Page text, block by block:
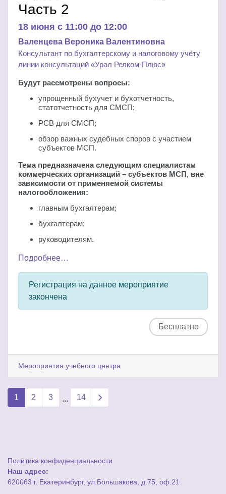
Часть 2
18 июня c 11:00 до 12:00
Валенцева Вероника Валентиновна
Консультант по бухгалтерскому и налоговому учёту
линии консультаций «Урал Релком-Плюс»
Будут рассмотрены вопросы:
упрощенный бухучет и бухотчетность,
статотчетность для СМСП;
РСВ для СМСП;
обзор важных судебных споров с участием
субъектов МСП.
Тема предназначена следующим специалистам
коммерческих организаций – субъектов МСП, вне
зависимости от применяемой системы
налогообложения:
главным бухгалтерам;
бухгалтерам;
руководителям.
Подробнее…
Регистрация на данное мероприятие
закончена
Бесплатно
Мероприятия учебного центра
1 2 3 ... 14
Политика конфиденциальности
Наш адрес:
620063 г. Екатеринбург, ул.Большакова, д.75, оф.21